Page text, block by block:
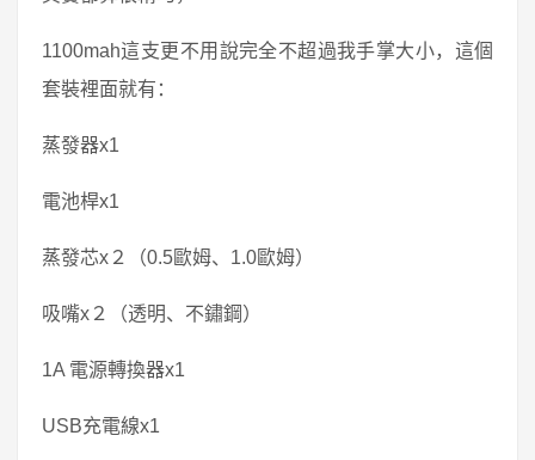
1100mah這支更不用說完全不超過我手掌大小，這個
套裝裡面就有：
蒸發器x1
電池桿x1
蒸發芯x２（0.5歐姆、1.0歐姆）
吸嘴x２（透明、不鏽鋼）
1A 電源轉換器x1
USB充電線x1